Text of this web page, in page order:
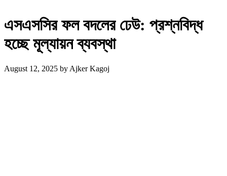
এসএসসির ফল বদলের ঢেউ: প্রশ্নবিদ্ধ
হচ্ছে মূল্যায়ন ব্যবস্থা
August 12, 2025 by Ajker Kagoj